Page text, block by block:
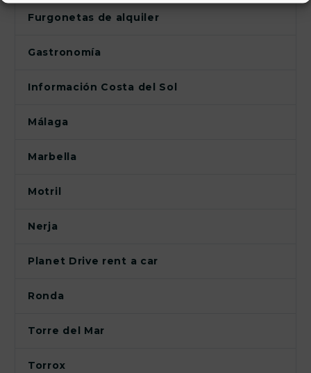
Furgonetas de alquiler
Gastronomía
Información Costa del Sol
Málaga
Marbella
Motril
Nerja
Planet Drive rent a car
Ronda
Torre del Mar
Torrox